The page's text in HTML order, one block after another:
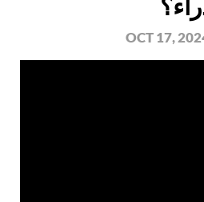
OCT 17,